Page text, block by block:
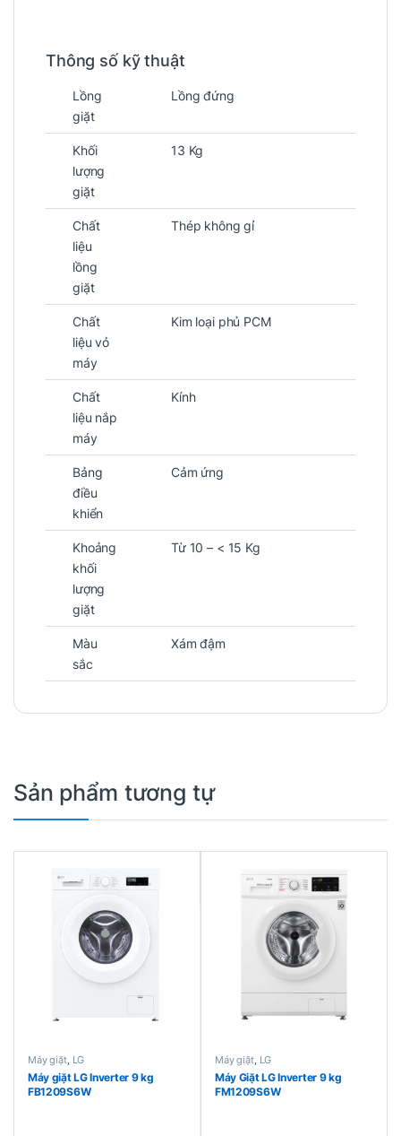
Thông số kỹ thuật
Lồng
giặt
Lồng đứng
Khối
lượng
giặt
13 Kg
Chất
liệu
lồng
giặt
Thép không gỉ
Chất
liệu vỏ
máy
Kim loại phủ PCM
Chất
liệu nắp
máy
Kính
Bảng
điều
khiển
Cảm ứng
Khoảng
khối
lượng
giặt
Từ 10 – < 15 Kg
Màu
sắc
Xám đậm
Sản phẩm tương tự
Máy giặt, LG
Máy giặt LG Inverter 9 kg
FB1209S6W
Máy giặt, LG
Máy Giặt LG Inverter 9 kg
FM1209S6W